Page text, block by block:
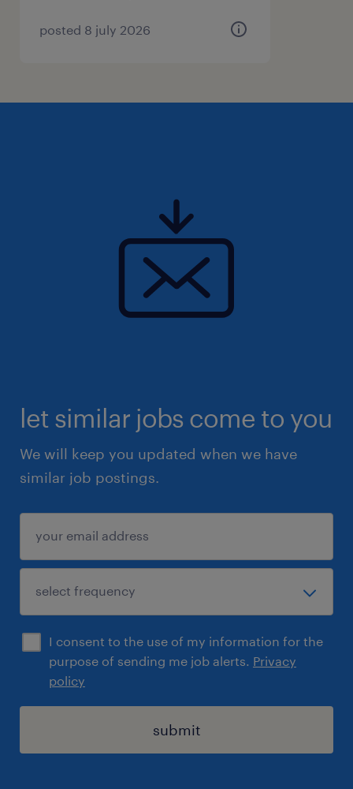
posted 8 july 2026
let similar jobs come to you
We will keep you updated when we have
similar job postings.
I consent to the use of my information for the
purpose of sending me job alerts. Privacy
policy
submit